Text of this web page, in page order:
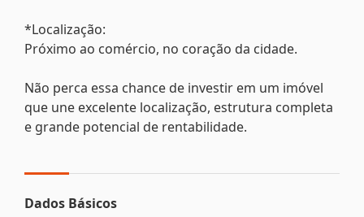
*Localização:
Próximo ao comércio, no coração da cidade.
Não perca essa chance de investir em um imóvel
que une excelente localização, estrutura completa
e grande potencial de rentabilidade.
Dados Básicos